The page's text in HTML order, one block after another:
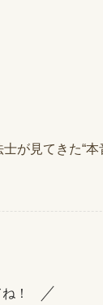
が見てきた“本
！